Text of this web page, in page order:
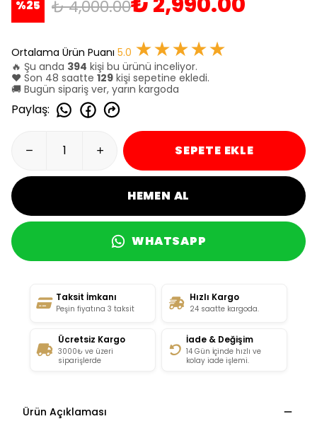
%25 ₺ 4,000.00
Ortalama Ürün Puanı 5.0 ★★★★★
🔥 Şu anda 394 kişi bu ürünü inceliyor.
❤️ Son 48 saatte 129 kişi sepetine ekledi.
🚚 Bugün sipariş ver, yarın kargoda
Paylaş:
SEPETE EKLE
HEMEN AL
WHATSAPP
Taksit İmkanı
Peşin fiyatına 3 taksit
Hızlı Kargo
24 saatte kargoda.
Ücretsiz Kargo
3000₺ ve üzeri
siparişlerde
İade & Değişim
14 Gün İçinde hızlı ve
kolay iade işlemi.
Ürün Açıklaması